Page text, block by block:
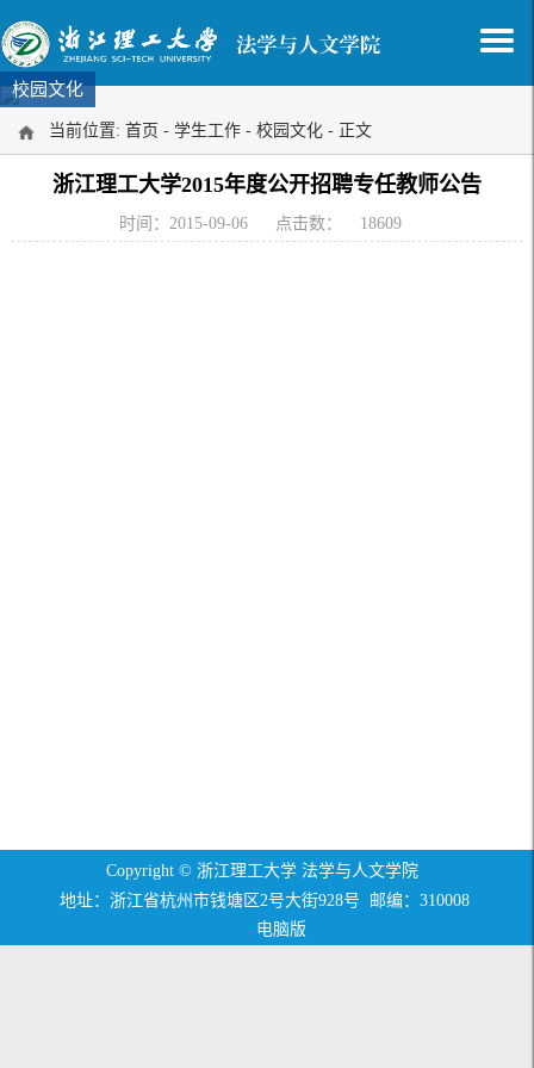
校园文化
当前位置: 首页 - 学生工作 - 校园文化 - 正文
浙江理工大学2015年度公开招聘专任教师公告
时间：2015-09-06 点击数： 18609
Copyright © 浙江理工大学 法学与人文学院
地址：浙江省杭州市钱塘区2号大街928号 邮编：310008
电脑版